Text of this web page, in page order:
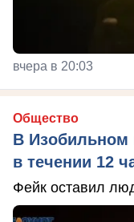
вчера в 20:03
Общество
В Изобильном
в течении 12
Фейк оставил